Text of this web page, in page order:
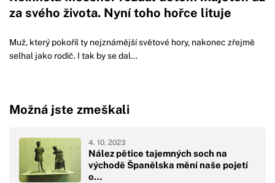
za svého života. Nyní toho hořce lituje
Muž, který pokořil ty nejznámější světové hory, nakonec zřejmě
selhal jako rodič. I tak by se dal...
Možná jste zmeškali
Nález pětice tajemných soch na
východě Španělska mění naše pojetí
o…
4. 10. 2023